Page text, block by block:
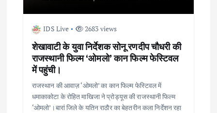
IDS Live 2683 views
शेखावाटी के युवा निर्देशक सोनू रणदीप चौधरी की
राजस्थानी फिल्म ‘ओमलो’ कान फिल्म फेस्टिवल
में पहुंची।
राजस्थान की आवाज़ ‘ओमलो’ का कान फिल्म फेस्टिवल में
धमाकाकोटा के रोहित माखिजा ने प्रोड्यूस की राजस्थानी फिल्म
‘ओमलो’।बारां जिले के यतिन राठौर का बेहतरीन कला निर्देशन रहा